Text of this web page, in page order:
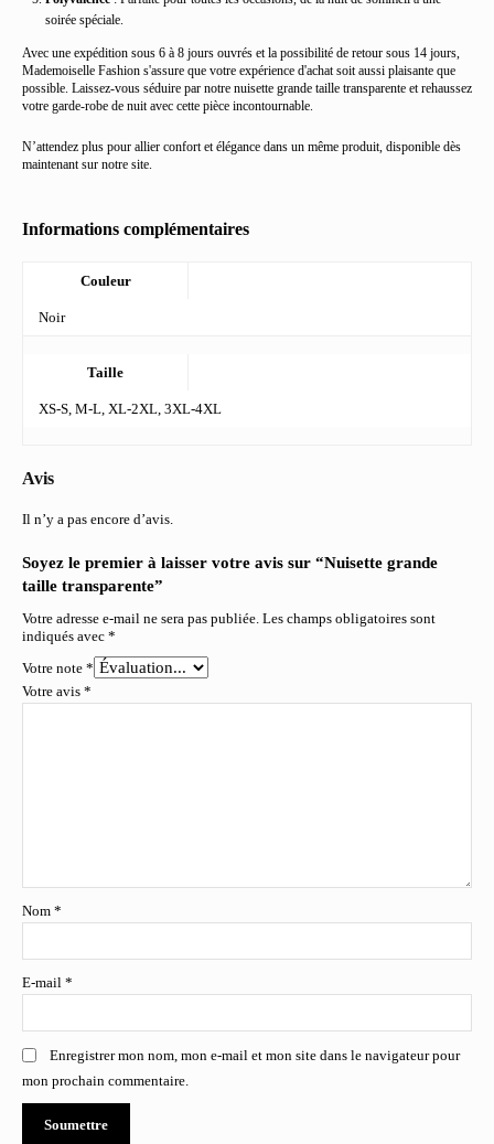
soirée spéciale.
Avec une expédition sous 6 à 8 jours ouvrés et la possibilité de retour sous 14 jours,
Mademoiselle Fashion s'assure que votre expérience d'achat soit aussi plaisante que
possible. Laissez-vous séduire par notre nuisette grande taille transparente et rehaussez
votre garde-robe de nuit avec cette pièce incontournable.
N’attendez plus pour allier confort et élégance dans un même produit, disponible dès
maintenant sur notre site.
Informations complémentaires
Couleur
Noir
Taille
XS-S, M-L, XL-2XL, 3XL-4XL
Avis
Il n’y a pas encore d’avis.
Soyez le premier à laisser votre avis sur “Nuisette grande
taille transparente”
Votre adresse e-mail ne sera pas publiée. Les champs obligatoires sont
indiqués avec *
Votre note *
Votre avis *
Nom *
E-mail *
Enregistrer mon nom, mon e-mail et mon site dans le navigateur pour
mon prochain commentaire.